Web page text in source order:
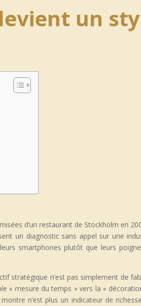
un
d’un restaurant de Stockholm en
un diagnostic sans appel sur une
smartphones plutôt que leurs
stratégique n’est pas simplement de
« mesure du temps » vers la «
n’est plus un indicateur de